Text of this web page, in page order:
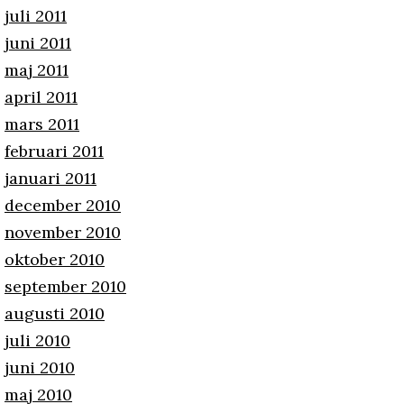
juli 2011
juni 2011
maj 2011
april 2011
mars 2011
februari 2011
januari 2011
december 2010
november 2010
oktober 2010
september 2010
augusti 2010
juli 2010
juni 2010
maj 2010